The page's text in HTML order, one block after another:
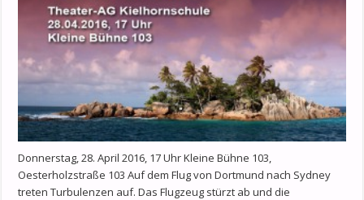
Donnerstag, 28. April 2016, 17 Uhr Kleine Bühne 103,
Oesterholzstraße 103 Auf dem Flug von Dortmund nach Sydney
treten Turbulenzen auf. Das Flugzeug stürzt ab und die